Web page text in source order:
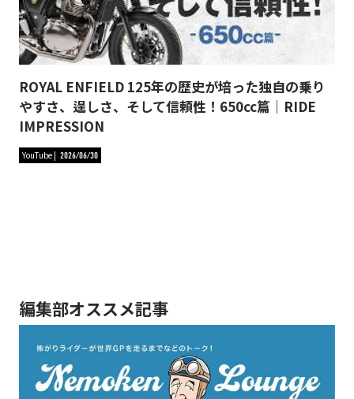
ROYAL ENFIELD 125年の歴史が培った独自の乗り
やすさ、逞しさ、そして信頼性！650cc篇｜RIDE
IMPRESSION
YouTube 2026/06/30
編集部オススメ記事